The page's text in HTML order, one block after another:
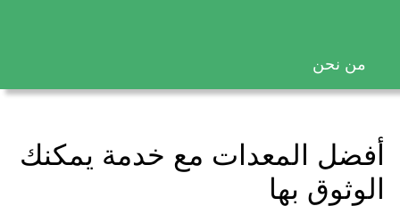
من نحن
أفضل المعدات مع خدمة يمكنك
الوثوق بها